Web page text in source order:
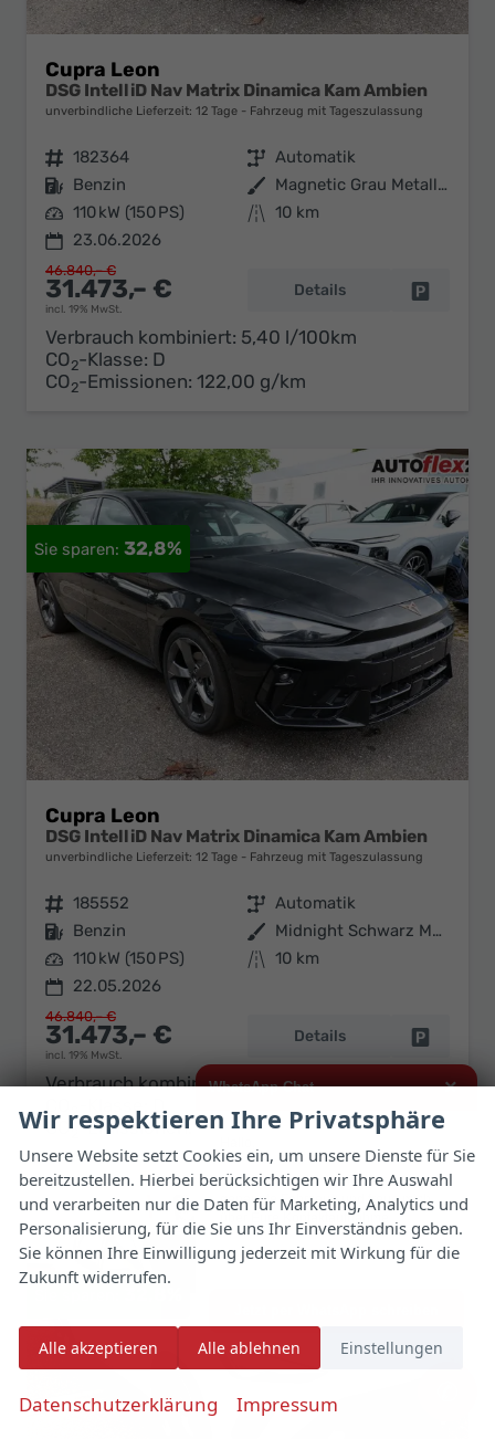
Cupra Leon
DSG IntelliD Nav Matrix Dinamica Kam Ambien
unverbindliche Lieferzeit: 12 Tage Fahrzeug mit Tageszulassung
Fahrzeugnr. 182364 Getriebe Automatik
Kraftstoff Benzin Außenfarbe
Magnetic Grau Metallic
Leistung 110 kW (150 PS) Kilometerstand 10 km
23.06.2026
31.473,– €
incl. 19% MwSt.
46.840,– €
Details
Verbrauch kombiniert: 5,40 l/100km
CO2-Klasse: D
CO2-Emissionen: 122,00 g/km
32,8%
Cupra Leon
DSG IntelliD Nav Matrix Dinamica Kam Ambien
unverbindliche Lieferzeit: 12 Tage Fahrzeug mit Tageszulassung
Fahrzeugnr. 185552 Getriebe Automatik
Kraftstoff Benzin Außenfarbe
Midnight Schwarz Metallic
Leistung 110 kW (150 PS) Kilometerstand 10 km
22.05.2026
31.473,– €
incl. 19% MwSt.
46.840,– €
Details
Verbrauch kombiniert:5,40 l/100km
CO
-Klasse:
D
CO2 -Emissionen:122,00 g/km
WhatsApp Chat ×
ich interessiere mich für das oben
genannte Fahrzeug und freue mich
über Eure Kontaktaufnahme.
Viele Grüße
Wir respektieren Ihre Privatsphäre
Unsere Website setzt Cookies ein, um unsere Dienste für Sie
bereitzustellen. Hierbei berücksichtigen wir Ihre Auswahl
und verarbeiten nur die Daten für Marketing, Analytics und
Personalisierung, für die Sie uns Ihr Einverständnis geben.
Sie können Ihre Einwilligung jederzeit mit Wirkung für die
Zukunft widerrufen.
Alle akzeptieren Alle ablehnen Einstellungen
Datenschutzerklärung Impressum